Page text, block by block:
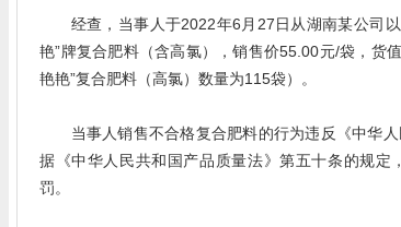
经查，当事人于2022年6月27日从湖南某公司以
艳”牌复合肥料（含高氯），销售价55.00元/袋，货
艳艳”复合肥料（高氯）数量为115袋）。
当事人销售不合格复合肥料的行为违反《中华人
据《中华人民共和国产品质量法》第五十条的规
罚。